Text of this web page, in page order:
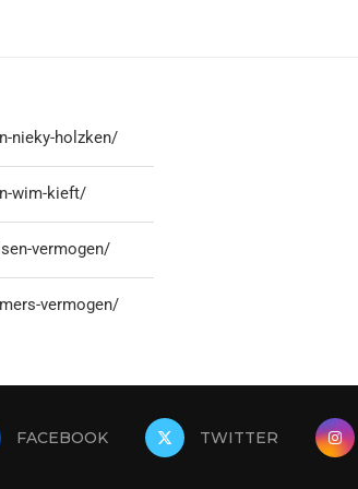
nieky-holzken/
wim-kieft/
vermogen/
vermogen/
FACEBOOK TWITTER